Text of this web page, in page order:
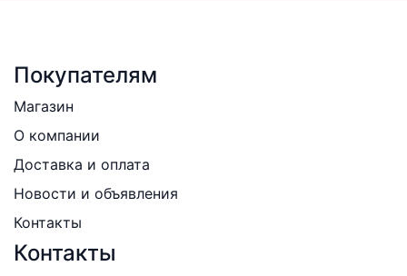
Покупателям
Магазин
О компании
Доставка и оплата
Новости и объявления
Контакты
Контакты